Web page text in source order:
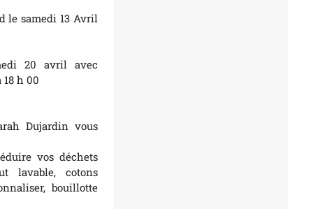
le samedi 13 Avril
20 avril avec
h 00
Dujardin vous
vos déchets
lavable, cotons
bouillotte